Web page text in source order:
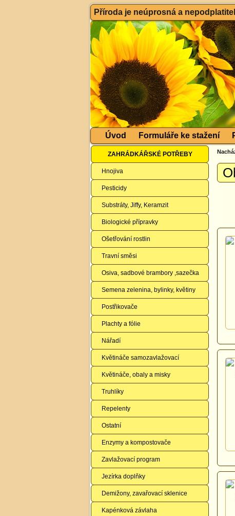
Příroda je neúprosná a
Úvod Formuláře ke stažení
ZAHRÁDKÁŘSKÉ POTŘEBY
Hnojiva
Pesticidy
Substráty, Jiffy, Keramzit
Biologické přípravky
Ošetřování rostlin
Travní směsi
Osiva, sadbové brambory ,sazečka
Semena zelenina, bylinky, květiny
Postřikovače
Plachty a fólie
Nářadí
Květináče samozavlažovací
Květináče, obaly a misky
Truhlíky
Repelenty
Ostatní
Enzymy a kompostovače
Zavlažovací program
Jezírka doplňky
Demižony, zavařovací sklenice
Kapénková závlaha